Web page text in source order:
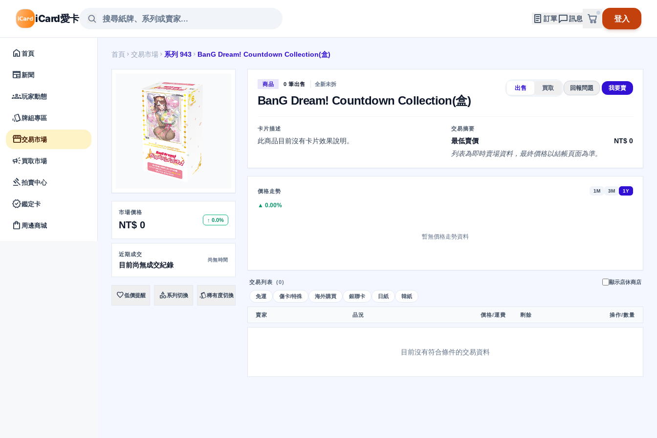
iCard愛卡 訂單 訊息 登入
home首頁
newspaper新聞
groups玩家動態
style牌組專區
storefront交易市場
campaign買取市場
gavel拍賣中心
verified鑑定卡
shopping_bag 周邊商城
首頁 chevron_right 交易市場 chevron_right 系列 943 chevron_right BanG Dream! Countdown Collection(盒)
市場價格
NT$ 0 ↑ 0.0%
近期成交
目前尚無成交紀錄
尚無時間
favorite低價提醒 category系列切換 style稀有度切換
商品 0 筆出售 全新未拆
BanG Dream! Countdown Collection(盒)
出售 買取 回報問題 我要賣
卡片描述
此商品目前沒有卡片效果說明。
交易摘要
最低賣價
NT$ 0
列表為即時賣場資料，最終價格以結帳頁面為準。
價格走勢 1M 3M 1Y
▲ 0.00%
暫無價格走勢資料
交易列表 (0) 顯示店休商店
免運 傷卡/特殊 海外購買 銀聯卡 日紙 韓紙
賣家 品況 價格/運費 剩餘 操作/數量
目前沒有符合條件的交易資料